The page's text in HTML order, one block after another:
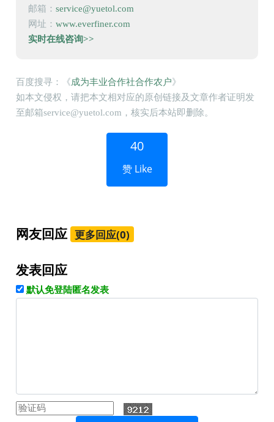
邮箱：service@yuetol.com
网址：www.everfiner.com
实时在线咨询>>
百度搜寻：《成为丰业合作社合作农户》
如本文侵权，请把本文相对应的原创链接及文章作者证明发
至邮箱service@yuetol.com，核实后本站即删除。
40
赞 Like
网友回应 更多回应(0)
发表回应
默认免登陆匿名发表